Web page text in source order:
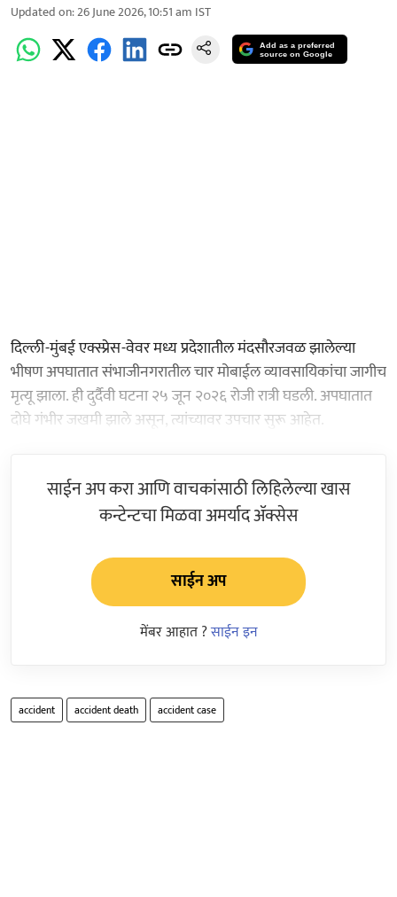
Updated on:26 June 2026, 10:51 am IST
Add as a preferred
source on Google
दिल्ली-मुंबई एक्स्प्रेस-वेवर मध्य प्रदेशातील मंदसौरजवळ झालेल्या
भीषण अपघातात संभाजीनगरातील चार मोबाईल व्यावसायिकांचा जागीच
मृत्यू झाला. ही दुर्दैवी घटना २५ जून २०२६ रोजी रात्री घडली. अपघातात
दोघे गंभीर जखमी झाले असून, त्यांच्यावर उपचार सुरू आहेत.
साईन अप करा आणि वाचकांसाठी लिहिलेल्या खास
कन्टेन्टचा मिळवा अमर्याद ॲक्सेस
साईन अप
मेंबर आहात ?साईन इन
accident accident death accident case